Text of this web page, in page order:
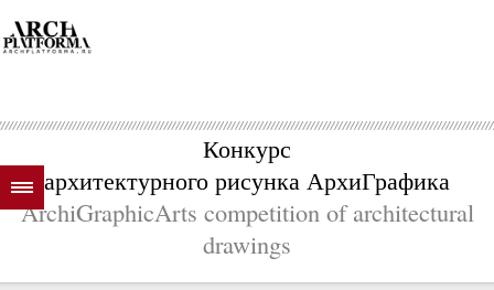
Конкурс
архитектурного рисунка АрхиГрафика
ArchiGraphicArts competition of architectural
drawings